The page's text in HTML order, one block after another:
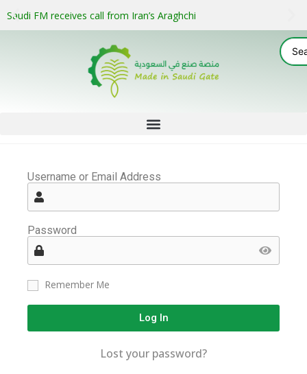
Saudi FM receives call from Iran’s Araghchi
Username or Email Address
Password
Remember Me
Log In
Lost your password?